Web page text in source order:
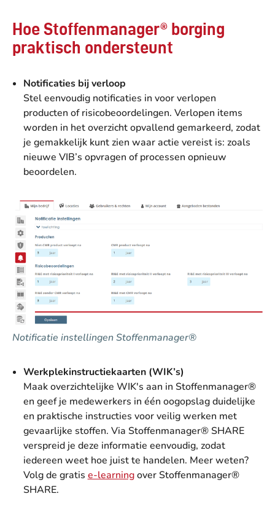
Hoe Stoffenmanager® borging
praktisch ondersteunt
Notificaties bij verloop
Stel eenvoudig notificaties in voor verlopen
producten of risicobeoordelingen. Verlopen items
worden in het overzicht opvallend gemarkeerd, zodat
je gemakkelijk kunt zien waar actie vereist is: zoals
nieuwe VIB’s opvragen of processen opnieuw
beoordelen.
Notificatie instellingen Stoffenmanager®
Werkplekinstructiekaarten (WIK’s)
Maak overzichtelijke WIK's aan in Stoffenmanager®
en geef je medewerkers in één oogopslag duidelijke
en praktische instructies voor veilig werken met
gevaarlijke stoffen. Via Stoffenmanager® SHARE
verspreid je deze informatie eenvoudig, zodat
iedereen weet hoe juist te handelen. Meer weten?
Volg de gratis e-learningover Stoffenmanager®
SHARE.